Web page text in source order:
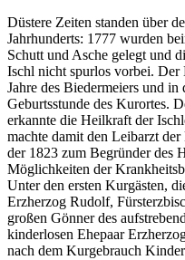
Düstere Zeiten standen über
Jahrhunderts: 1777 wurden
Schutt und Asche gelegt und
Ischl nicht spurlos vorbei. Der
Jahre des Biedermeiers und
Geburtsstunde des Kurortes.
erkannte die Heilkraft der
machte damit den Leibarzt
der 1823 zum Begründer des
Möglichkeiten der
Unter den ersten Kurgästen,
Erzherzog Rudolf,
großen Gönner des
kinderlosen Ehepaar
nach dem Kurgebrauch